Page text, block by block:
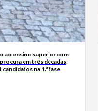
ao ensino superior com
em três décadas,
candidatos na 1.ª fase